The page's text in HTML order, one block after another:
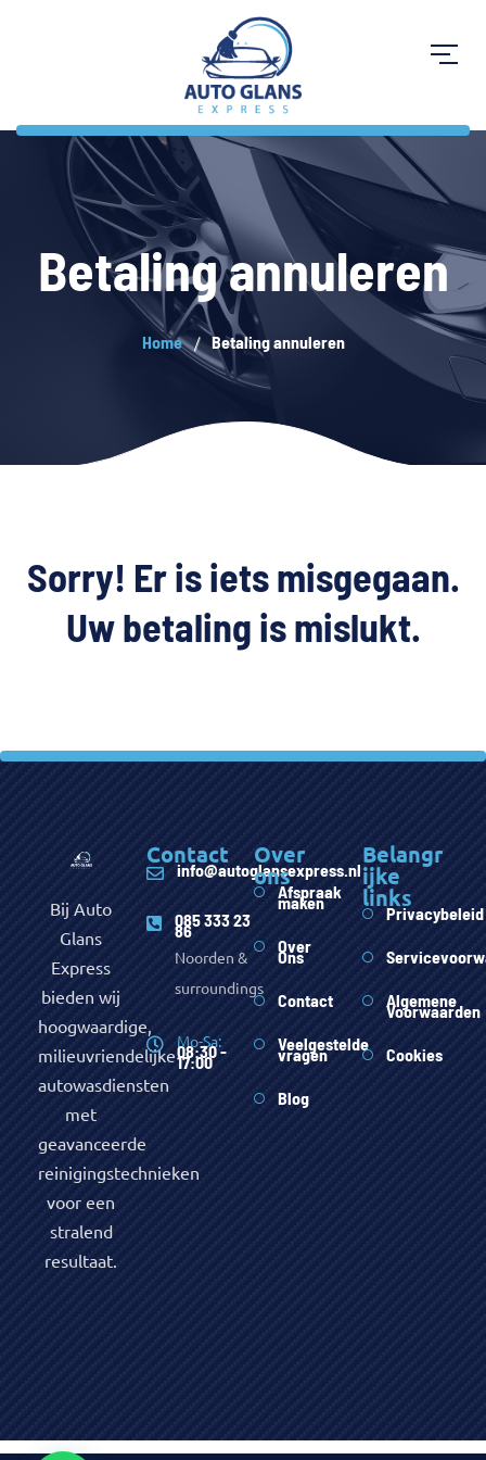
Betaling annuleren
Home Betaling annuleren
Sorry! Er is iets misgegaan.
Uw betaling is mislukt.
Bij Auto
Glans
Express
bieden wij
hoogwaardige,
milieuvriendelijke
autowasdiensten
met
geavanceerde
reinigingstechnieken
voor een
stralend
resultaat.
Contact
info@autoglansexpress.nl
085 333 23
86
Noorden &
surroundings
Mo-Sa:
08:30 -
17:00
Over
ons
Afspraak
maken
Over
Ons
Contact
Veelgestelde
vragen
Blog
Belangr
ijke
links
Privacybeleid
Algemene
Voorwaarden
Cookies